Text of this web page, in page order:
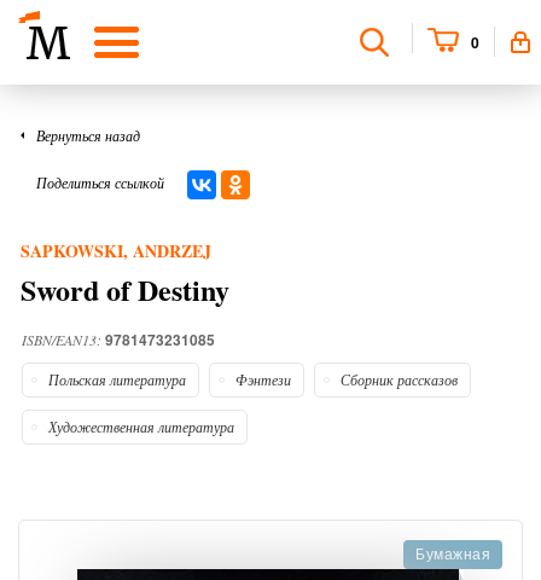
0
Вернуться назад
Поделиться ссылкой
SAPKOWSKI, ANDRZEJ
Sword of Destiny
ISBN/EAN13: 9781473231085
Польская литература Фэнтези Сборник рассказов
Художественная литература
Бумажная